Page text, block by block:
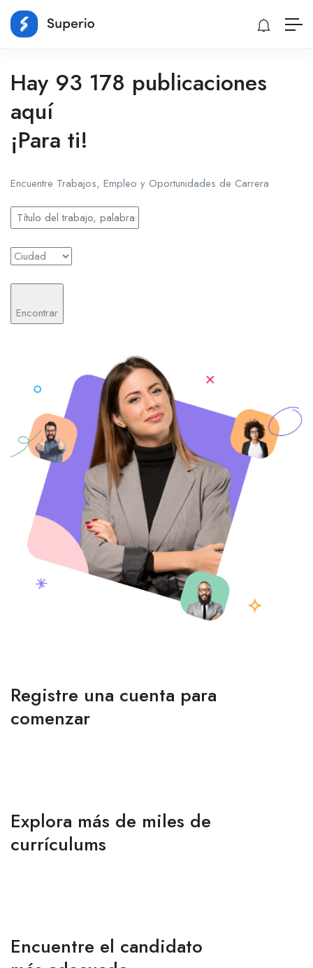
Hay 93 178 publicaciones
aquí
¡Para ti!
Encuentre Trabajos, Empleo y Oportunidades de Carrera
Encontrar
Registre una cuenta para
comenzar
Explora más de miles de
currículums
Encuentre el candidato